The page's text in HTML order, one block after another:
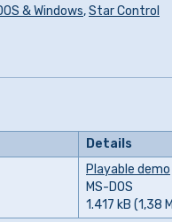
& Windows,Star Control
Details
Playable demo
MS-DOS
1.417 kB (1,38